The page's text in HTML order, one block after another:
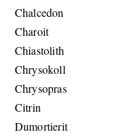
Chalcedon
Charoit
Chiastolith
Chrysokoll
Chrysopras
Citrin
Dumortierit